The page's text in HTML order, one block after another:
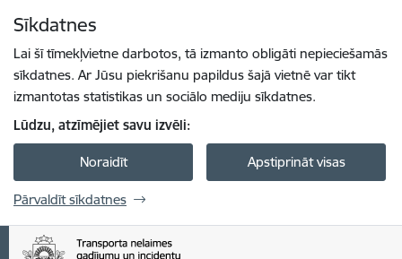
Sīkdatnes
Lai šī tīmekļvietne darbotos, tā izmanto obligāti nepieciešamās
sīkdatnes. Ar Jūsu piekrišanu papildus šajā vietnē var tikt
izmantotas statistikas un sociālo mediju sīkdatnes.
Lūdzu, atzīmējiet savu izvēli:
Noraidīt Apstiprināt visas
Pārvaldīt sīkdatnes